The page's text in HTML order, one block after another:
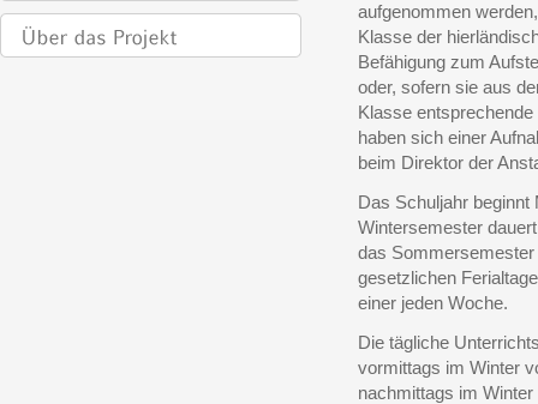
aufgenommen
Klasse der
Befähigung zum
oder, sofern sie aus
Klasse
haben sich einer
beim Direktor der
Das Schuljahr
Wintersemester
das Sommersemester
gesetzlichen
einer jeden Woche.
Die tägliche
vormittags im Winter
nachmittags im